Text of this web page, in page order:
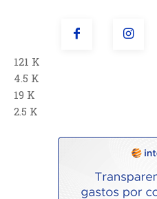
121 K
4.5 K
19 K
2.5 K